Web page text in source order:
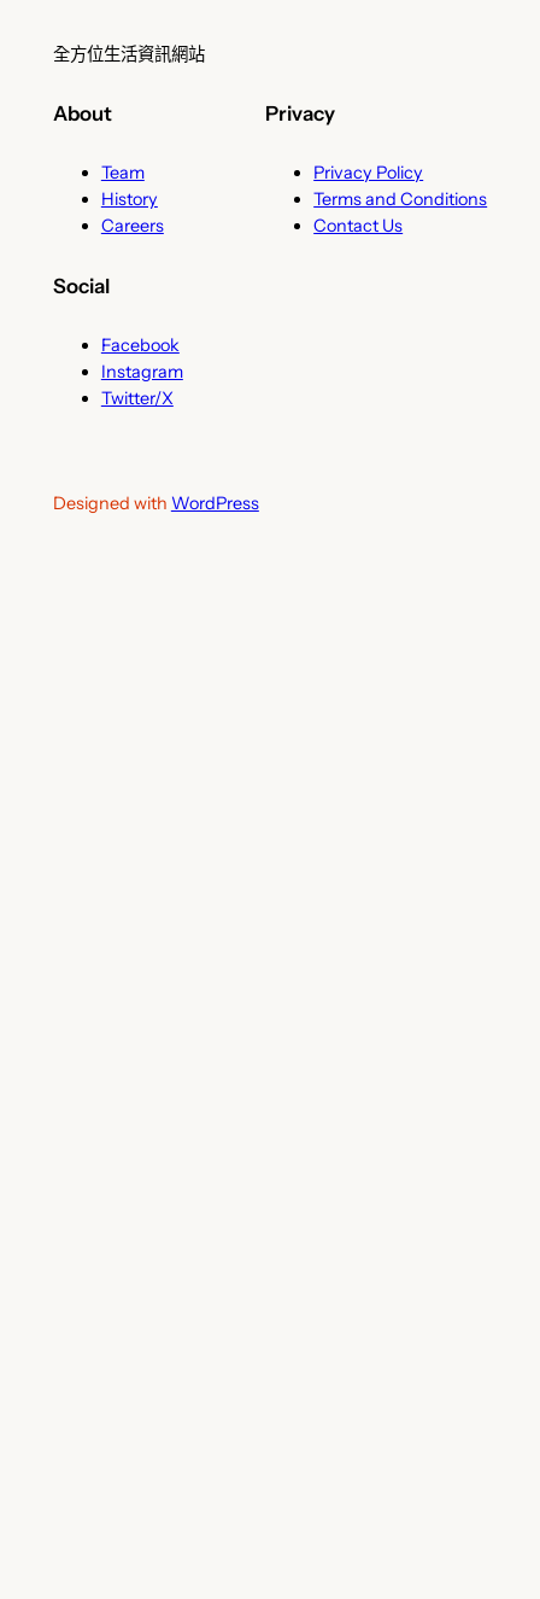
全方位生活資訊網站
About
Team
History
Careers
Privacy
Privacy Policy
Terms and Conditions
Contact Us
Social
Facebook
Instagram
Twitter/X
Designed with WordPress